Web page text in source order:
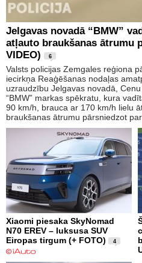
Jelgavas novadā “BMW”
atļauto braukšanas ātrumu
VIDEO)
6
Valsts policijas Zemgales reģiona
iecirkņa Reaģēšanas nodaļas
uzraudzību Jelgavas novadā,
“BMW” markas spēkratu, kura
90 km/h, brauca ar 170 km/h lielu
braukšanas ātrumu pārsniedzot
Xiaomi piesaka SkyNomad
N70 EREV – luksusa SUV
Eiropas tirgum (+ FOTO)
4